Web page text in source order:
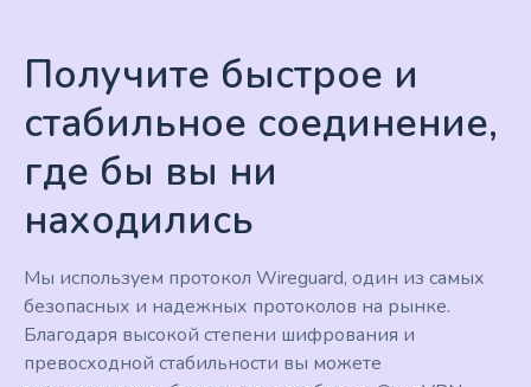
Получите быстрое и
стабильное соединение,
где бы вы ни
находились
Мы используем протокол Wireguard, один из самых
безопасных и надежных протоколов на рынке.
Благодаря высокой степени шифрования и
превосходной стабильности вы можете